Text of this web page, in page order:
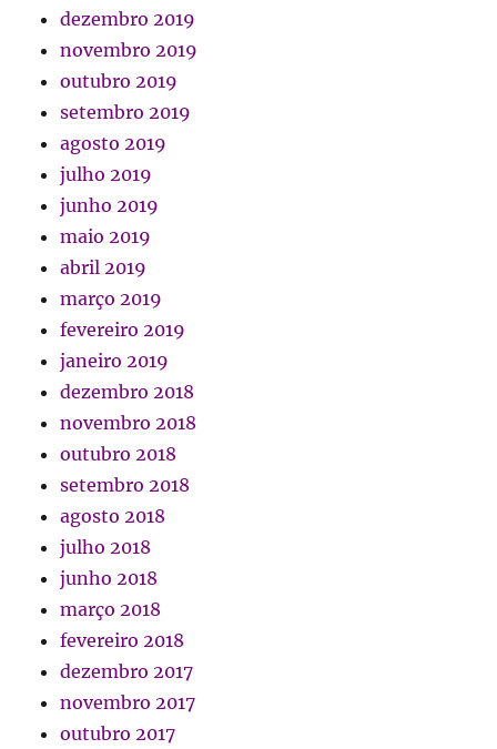
dezembro 2019
novembro 2019
outubro 2019
setembro 2019
agosto 2019
julho 2019
junho 2019
maio 2019
abril 2019
março 2019
fevereiro 2019
janeiro 2019
dezembro 2018
novembro 2018
outubro 2018
setembro 2018
agosto 2018
julho 2018
junho 2018
março 2018
fevereiro 2018
dezembro 2017
novembro 2017
outubro 2017